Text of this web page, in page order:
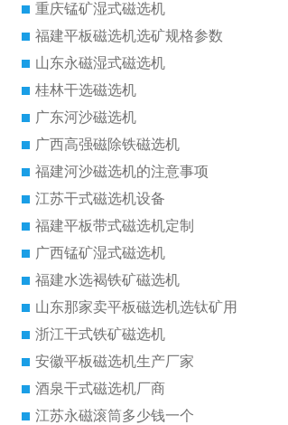
重庆锰矿湿式磁选机
福建平板磁选机选矿规格参数
山东永磁湿式磁选机
桂林干选磁选机
广东河沙磁选机
广西高强磁除铁磁选机
福建河沙磁选机的注意事项
江苏干式磁选机设备
福建平板带式磁选机定制
广西锰矿湿式磁选机
福建水选褐铁矿磁选机
山东那家卖平板磁选机选钛矿用
浙江干式铁矿磁选机
安徽平板磁选机生产厂家
酒泉干式磁选机厂商
江苏永磁滚筒多少钱一个